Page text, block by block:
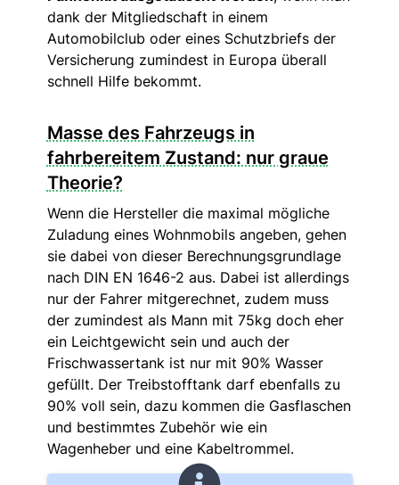
dank der Mitgliedschaft in einem
Automobilclub oder eines Schutzbriefs der
Versicherung zumindest in Europa überall
schnell Hilfe bekommt.
Masse des Fahrzeugs in
fahrbereitem Zustand: nur graue
Theorie?
Wenn die Hersteller die maximal mögliche
Zuladung eines Wohnmobils angeben, gehen
sie dabei von dieser Berechnungsgrundlage
nach DIN EN 1646-2 aus. Dabei ist allerdings
nur der Fahrer mitgerechnet, zudem muss
der zumindest als Mann mit 75kg doch eher
ein Leichtgewicht sein und auch der
Frischwassertank ist nur mit 90% Wasser
gefüllt. Der Treibstofftank darf ebenfalls zu
90% voll sein, dazu kommen die Gasflaschen
und bestimmtes Zubehör wie ein
Wagenheber und eine Kabeltrommel.